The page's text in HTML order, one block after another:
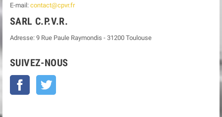
E-mail: contact@cpvr.fr
SARL C.P.V.R.
Adresse: 9 Rue Paule Raymondis - 31200 Toulouse
SUIVEZ-NOUS
Facebook